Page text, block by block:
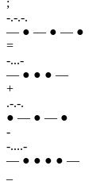
;
-.-.-.
— ● — ● — ●
=
-...-
— ● ● ● —
+
.-.-.
● — ● — ●
-
-....-
— ● ● ● ● —